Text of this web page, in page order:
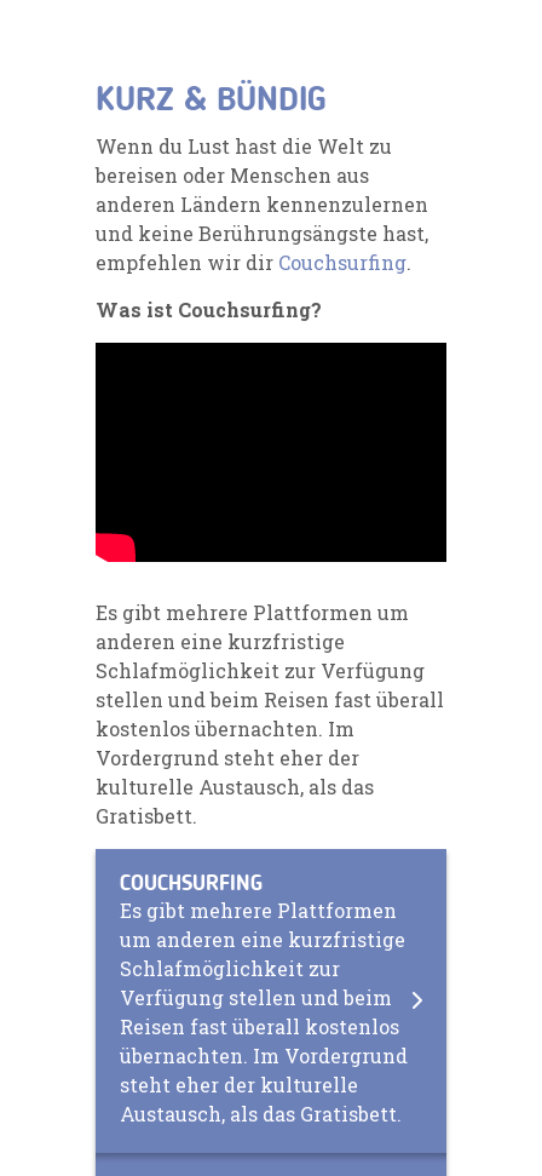
KURZ & BÜNDIG
Wenn du Lust hast die Welt zu
bereisen oder Menschen aus
anderen Ländern kennenzulernen
und keine Berührungsängste hast,
empfehlen wir dir Couchsurfing.
Was ist Couchsurfing?
Es gibt mehrere Plattformen um
anderen eine kurzfristige
Schlafmöglichkeit zur Verfügung
stellen und beim Reisen fast überall
kostenlos übernachten. Im
Vordergrund steht eher der
kulturelle Austausch, als das
Gratisbett.
COUCHSURFING
Es gibt mehrere Plattformen
um anderen eine kurzfristige
Schlafmöglichkeit zur
Verfügung stellen und beim
Reisen fast überall kostenlos
übernachten. Im Vordergrund
steht eher der kulturelle
Austausch, als das Gratisbett.